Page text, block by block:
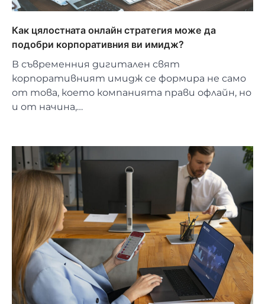
Как цялостната онлайн стратегия може да
подобри корпоративния ви имидж?
В съвременния дигитален свят
корпоративният имидж се формира не само
от това, което компанията прави офлайн, но
и от начина,…